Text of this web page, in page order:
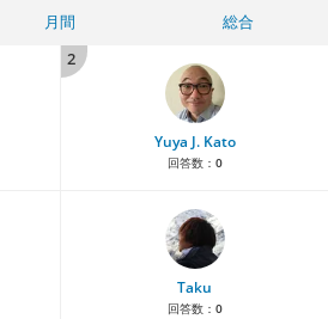
月間
総合
2
Yuya J. Kato
回答数： 0
Taku
回答数： 0